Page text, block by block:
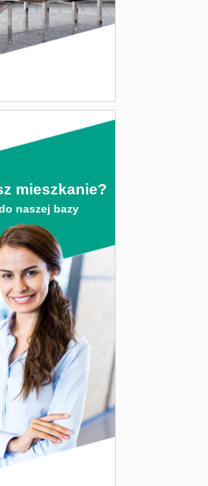
mieszkanie?
naszej bazy